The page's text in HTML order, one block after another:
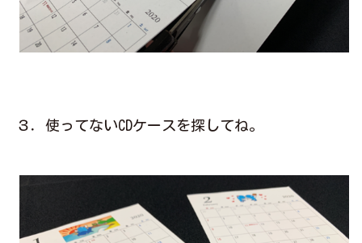
３．使ってないCDケースを探してね。